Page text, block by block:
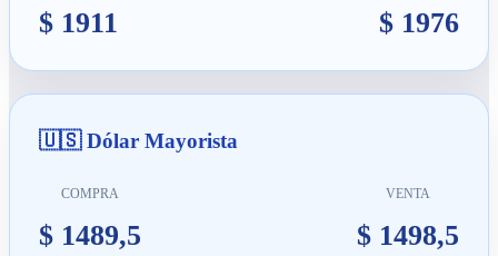
$ 1911 $ 1976
🇺🇸 Dólar Mayorista
COMPRA
$ 1489,5
VENTA
$ 1498,5